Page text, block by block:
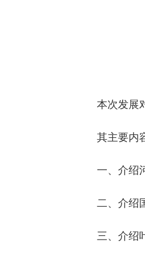
本次发展
其主要内
一、介绍
二、介绍
三、介绍